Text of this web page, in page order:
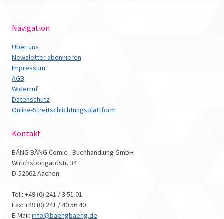
Navigation
Über uns
Newsletter abonnieren
Impressum
AGB
Widerruf
Datenschutz
Online-Streitschlichtungsplattform
Kontakt
BÄNG BÄNG Comic - Buchhandlung GmbH
Wirichsbongardstr. 34
D-52062 Aachen
Tel.: +49 (0) 241 / 3 51 01
Fax: +49 (0) 241 / 40 56 40
E-Mail: info@baengbaeng.de